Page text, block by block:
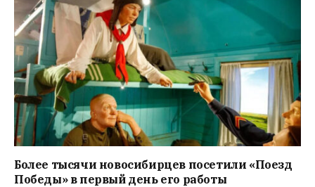
Более тысячи новосибирцев посетили «Поезд
Победы» в первый день его работы